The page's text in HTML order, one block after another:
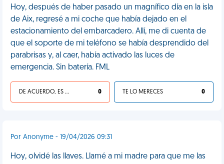
Hoy, después de haber pasado un magnífico día en la isla
de Aix, regresé a mi coche que había dejado en el
estacionamiento del embarcadero. Allí, me di cuenta de
que el soporte de mi teléfono se había desprendido del
parabrisas y, al caer, había activado las luces de
emergencia. Sin batería. FML
DE ACUERDO, ES UNA VIDA HP 0 TE LO MERECES 0
Por Anonyme - 19/04/2026 09:31
Hoy, olvidé las llaves. Llamé a mi madre para que me las